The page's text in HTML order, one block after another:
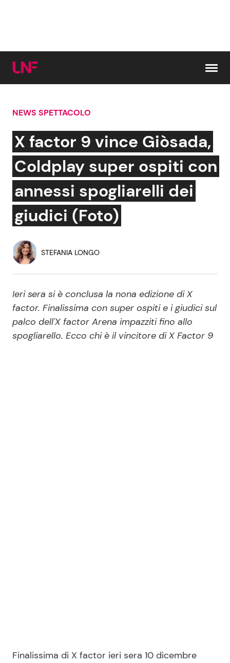
Cerca:
News e Cronaca
Attualità Italiana
Dal Mondo
Economia
Persone Scomparse
Politica
Gossip e TV
Bellezze VIP
Reality e Talent
Soap Opera
Viaggi e Turismo Ricette Feste
NEWS SPETTACOLO
X factor 9 vince Giòsada,
Coldplay super ospiti con
annessi spogliarelli dei
giudici (Foto)
STEFANIA LONGO
Ieri sera si è conclusa la nona edizione di X
factor. Finalissima con super ospiti e i giudici sul
palco dell'X factor Arena impazziti fino allo
spogliarello. Ecco chi è il vincitore di X Factor 9
Finalissima di X factor ieri sera 10 dicembre